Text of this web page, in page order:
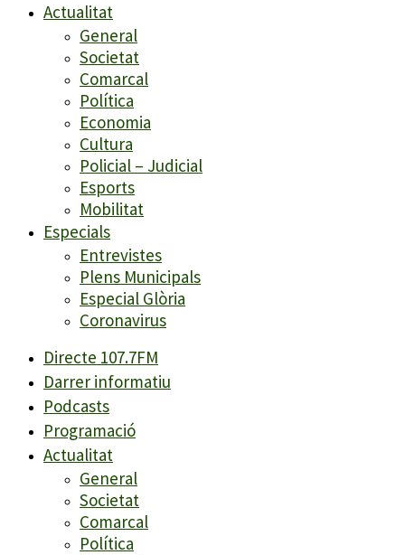
Actualitat
General
Societat
Comarcal
Política
Economia
Cultura
Policial – Judicial
Esports
Mobilitat
Especials
Entrevistes
Plens Municipals
Especial Glòria
Coronavirus
Directe 107.7FM
Darrer informatiu
Podcasts
Programació
Actualitat
General
Societat
Comarcal
Política